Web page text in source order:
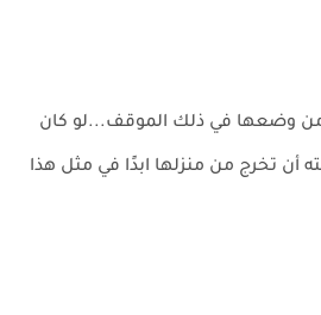
من وضعها في ذلك الموقف...لو كان
أن تخرج من منزلها ابدًا في مثل هذا